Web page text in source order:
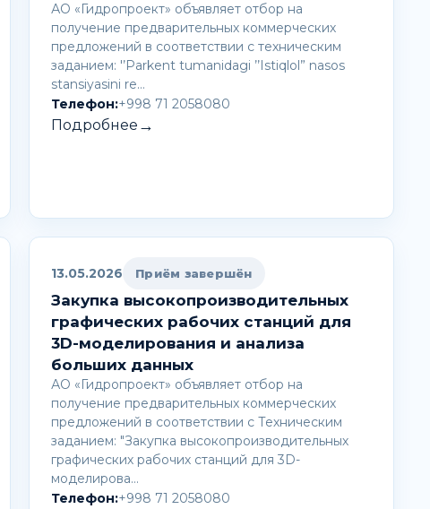
АО «Гидропроект» объявляет отбор на
получение предварительных коммерческих
предложений в соответствии с техническим
заданием: '’Parkent tumanidagi ’’Istiqlol” nasos
stansiyasini re…
Телефон:+998 71 2058080
Подробнее →
13.05.2026 Приём завершён
Закупка высокопроизводительных
графических рабочих станций для
3D-моделирования и анализа
больших данных
АО «Гидропроект» объявляет отбор на
получение предварительных коммерческих
предложений в соответствии с Техническим
заданием: "Закупка высокопроизводительных
графических рабочих станций для 3D-
моделирова…
Телефон:+998 71 2058080